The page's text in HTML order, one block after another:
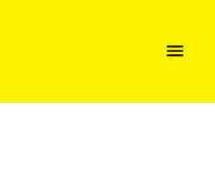
Menu